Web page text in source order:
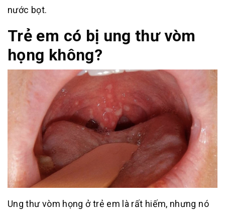
nước bọt.
Trẻ em có bị ung thư vòm
họng không?
Ung thư vòm họng ở trẻ em là rất hiếm, nhưng nó